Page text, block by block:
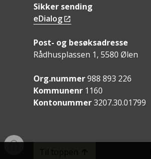
Sikker sending
eDialog
Post- og besøksadresse
Rådhusplassen 1, 5580 Ølen
Org.nummer988 893 226
Kommunenr 1160
Kontonummer3207.30.01799